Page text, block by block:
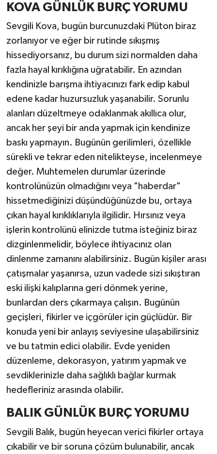
KOVA GÜNLÜK BURÇ YORUMU
Sevgili Kova, bugün burcunuzdaki Plüton biraz
zorlanıyor ve eğer bir rutinde sıkışmış
hissediyorsanız, bu durum sizi normalden daha
fazla hayal kırıklığına uğratabilir. En azından
kendinizle barışma ihtiyacınızı fark edip kabul
edene kadar huzursuzluk yaşanabilir. Sorunlu
alanları düzeltmeye odaklanmak akıllıca olur,
ancak her şeyi bir anda yapmak için kendinize
baskı yapmayın. Bugünün gerilimleri, özellikle
sürekli ve tekrar eden nitelikteyse, incelenmeye
değer. Muhtemelen durumlar üzerinde
kontrolünüzün olmadığını veya "haberdar"
hissetmediğinizi düşündüğünüzde bu, ortaya
çıkan hayal kırıklıklarıyla ilgilidir. Hırsınız veya
işlerin kontrolünü elinizde tutma isteğiniz biraz
dizginlenmelidir, böylece ihtiyacınız olan
dinlenme zamanını alabilirsiniz. Bugün kişiler arası
çatışmalar yaşanırsa, uzun vadede sizi sıkıştıran
eski ilişki kalıplarına geri dönmek yerine,
bunlardan ders çıkarmaya çalışın. Bugünün
geçişleri, fikirler ve içgörüler için güçlüdür. Bir
konuda yeni bir anlayış seviyesine ulaşabilirsiniz
ve bu tatmin edici olabilir. Evde yeniden
düzenleme, dekorasyon, yatırım yapmak ve
sevdiklerinizle daha sağlıklı bağlar kurmak
hedefleriniz arasında olabilir.
BALIK GÜNLÜK BURÇ YORUMU
Sevgili Balık, bugün heyecan verici fikirler ortaya
çıkabilir ve bir soruna çözüm bulunabilir, ancak